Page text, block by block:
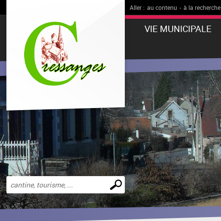
Aller : au contenu - à la recherche
VIE MUNICIPALE
Effectuer
une
recherche